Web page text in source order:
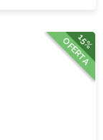
15%
OFERTA